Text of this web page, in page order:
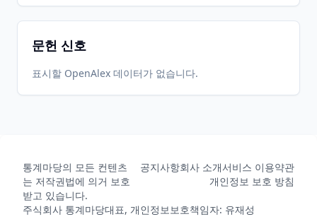
문헌 신호
표시할 OpenAlex 데이터가 없습니다.
통계마당의 모든 컨텐츠
는 저작권법에 의거 보호
받고 있습니다.
공지사항회사 소개서비스 이용약관
개인정보 보호 방침
주식회사 통계마당대표, 개인정보보호책임자: 유재성